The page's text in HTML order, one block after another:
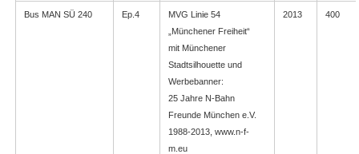
Bus MAN SÜ 240 Ep.4
MVG Linie 54
„Münchener Freiheit“
mit Münchener
Stadtsilhouette und
Werbebanner:
25 Jahre N-Bahn
Freunde München e.V.
1988-2013, www.n-f-
m.eu
2013 400